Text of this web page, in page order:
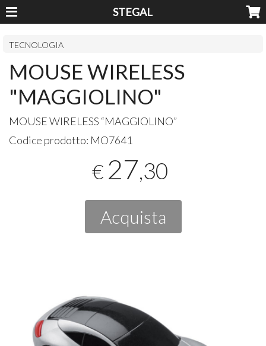
STEGAL
TECNOLOGIA
MOUSE WIRELESS
"MAGGIOLINO"
MOUSE WIRELESS “MAGGIOLINO”
Codice prodotto: MO7641
€ 27,30
Acquista